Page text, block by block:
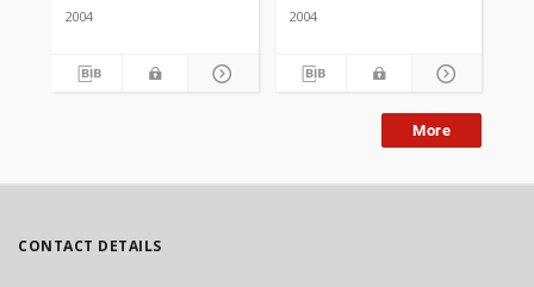
centrów logistycznych
2004 2004
More
CONTACT DETAILS